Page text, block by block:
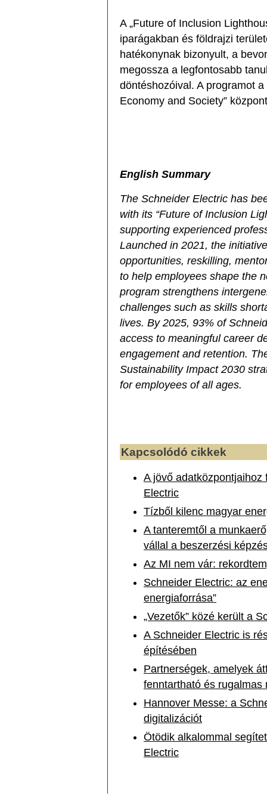
A „Future of Inclusion
iparágakban és földrajzi
hatékonynak bizonyult, a
megossza a legfontosabb
döntéshozóival. A programot
Economy and Society”
English Summary
The Schneider Electric has
with its “Future of Inclusion
supporting experienced
Launched in 2021, the
opportunities, reskilling,
to help employees shape the
program strengthens
challenges such as skills
lives. By 2025, 93% of
access to meaningful career
engagement and retention.
Sustainability Impact 2030
for employees of all ages.
Kapcsolódó cikkek
A jövő
Electric
Tízből kilenc magyar
A tanteremtől a
vállal a beszerzési
Az MI nem vár:
Schneider Electric: az
energiaforrása”
„Vezetők” közé került a
A Schneider Electric is
építésében
Partnerségek, amelyek
fenntartható és rugalmas
Hannover Messe: a
digitalizációt
Ötödik alkalommal
Electric